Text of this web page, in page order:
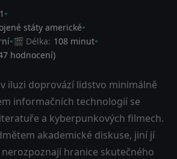
státy americké
🎬 Délka: 108 minut
hodnocení)
iluzi doprovází lidstvo minimálně
informačních technologií se
a kyberpunkových filmech.
akademické diskuse, jiní jí
hranice skutečného